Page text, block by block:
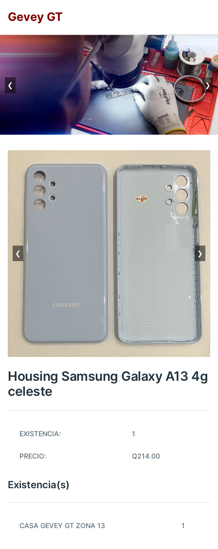
Gevey GT
❮ ❯
❮ ❯
Housing Samsung Galaxy A13 4g
celeste
EXISTENCIA: 1
PRECIO: Q214.00
Existencia(s)
CASA GEVEY GT ZONA 13 1